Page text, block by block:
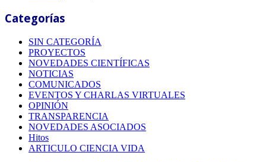
Categorías
SIN CATEGORÍA
PROYECTOS
NOVEDADES CIENTÍFICAS
NOTICIAS
COMUNICADOS
EVENTOS Y CHARLAS VIRTUALES
OPINIÓN
TRANSPARENCIA
NOVEDADES ASOCIADOS
Hitos
ARTICULO CIENCIA VIDA